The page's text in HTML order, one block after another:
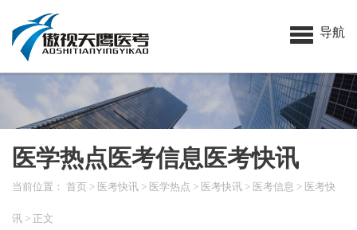
导航
医学热点医考信息医考快讯
当前位置： 首页 > 医考快讯 > 医学热点 > 医考快讯 > 医考信息 > 医考快
讯 > 正文